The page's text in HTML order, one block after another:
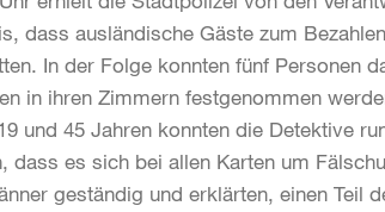
dass ausländische Gäste zum
In der Folge konnten fünf Personen
in ihren Zimmern festgenommen
und 45 Jahren konnten die Detektive
dass es sich bei allen Karten um
geständig und erklärten, einen Teil